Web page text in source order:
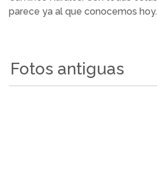
parece ya al que conocemos hoy.
Fotos antiguas